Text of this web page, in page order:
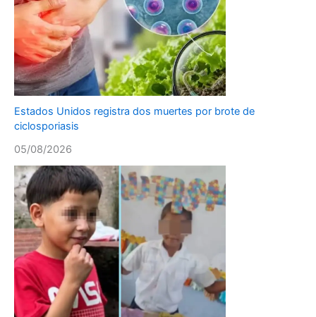
Estados Unidos registra dos muertes por brote de
ciclosporiasis
05/08/2026